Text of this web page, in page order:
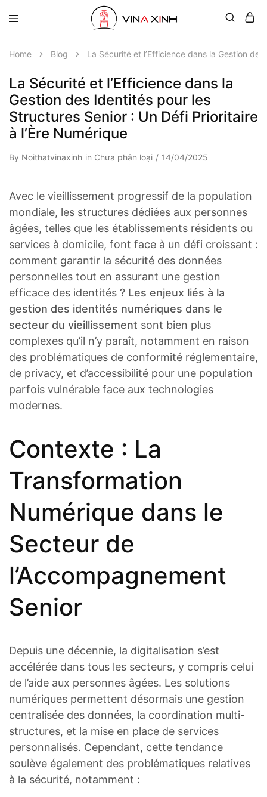
Home Blog La Sécurité et l’Efficience dans la Gestion
La Sécurité et l’Efficience dans la
Gestion des Identités pour les
Structures Senior : Un Défi Prioritaire
à l’Ère Numérique
By Noithatvinaxinh in Chưa phân loại 14/04/2025
Avec le vieillissement progressif de la population
mondiale, les structures dédiées aux personnes
âgées, telles que les établissements résidents ou
services à domicile, font face à un défi croissant :
comment garantir la sécurité des données
personnelles tout en assurant une gestion
efficace des identités ? Les enjeux liés à la
gestion des identités numériques dans le
secteur du vieillissement sont bien plus
complexes qu’il n’y paraît, notamment en raison
des problématiques de conformité réglementaire,
de privacy, et d’accessibilité pour une population
parfois vulnérable face aux technologies
modernes.
Contexte : La
Transformation
Numérique dans le
Secteur de
l’Accompagnement
Senior
Depuis une décennie, la digitalisation s’est
accélérée dans tous les secteurs, y compris celui
de l’aide aux personnes âgées. Les solutions
numériques permettent désormais une gestion
centralisée des données, la coordination multi-
structures, et la mise en place de services
personnalisés. Cependant, cette tendance
soulève également des problématiques relatives
à la sécurité, notamment :